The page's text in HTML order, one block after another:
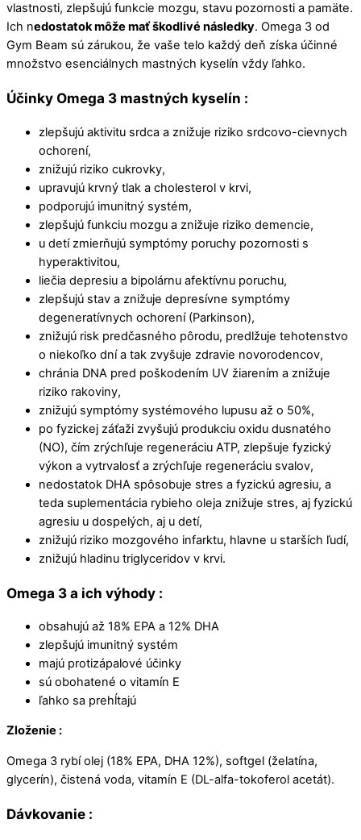
vlastnosti, zlepšujú funkcie mozgu, stavu pozornosti a pamäte.
Ich nedostatok môže mať škodlivé následky. Omega 3 od
Gym Beam sú zárukou, že vaše telo každý deň získa účinné
množstvo esenciálnych mastných kyselín vždy ľahko.
Účinky Omega 3 mastných kyselín :
zlepšujú aktivitu srdca a znižuje riziko srdcovo-cievnych
ochorení,
znižujú riziko cukrovky,
upravujú krvný tlak a cholesterol v krvi,
podporujú imunitný systém,
zlepšujú funkciu mozgu a znižuje riziko demencie,
u detí zmierňujú symptómy poruchy pozornosti s
hyperaktivitou,
liečia depresiu a bipolárnu afektívnu poruchu,
zlepšujú stav a znižuje depresívne symptómy
degeneratívnych ochorení (Parkinson),
znižujú risk predčasného pôrodu, predlžuje tehotenstvo
o niekoľko dní a tak zvyšuje zdravie novorodencov,
chránia DNA pred poškodením UV žiarením a znižuje
riziko rakoviny,
znižujú symptómy systémového lupusu až o 50%,
po fyzickej záťaži zvyšujú produkciu oxidu dusnatého
(NO), čím zrýchľuje regeneráciu ATP, zlepšuje fyzický
výkon a vytrvalosť a zrýchľuje regeneráciu svalov,
nedostatok DHA spôsobuje stres a fyzickú agresiu, a
teda suplementácia rybieho oleja znižuje stres, aj fyzickú
agresiu u dospelých, aj u detí,
znižujú riziko mozgového infarktu, hlavne u starších ľudí,
znižujú hladinu triglyceridov v krvi.
Omega 3 a ich výhody :
obsahujú až 18% EPA a 12% DHA
zlepšujú imunitný systém
majú protizápalové účinky
sú obohatené o vitamín E
ľahko sa prehĺtajú
Zloženie :
Omega 3 rybí olej (18% EPA, DHA 12%), softgel (želatína,
glycerín), čistená voda, vitamín E (DL-alfa-tokoferol acetát).
Dávkovanie :